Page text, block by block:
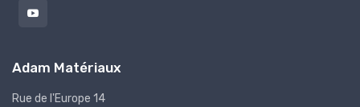
Adam Matériaux
Rue de l'Europe 14